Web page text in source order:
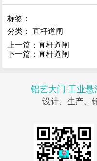
标签：
分类： 直杆道闸
上一篇： 直杆道闸
下一篇： 直杆道闸
铝艺大门·工业悬
设计、生产、